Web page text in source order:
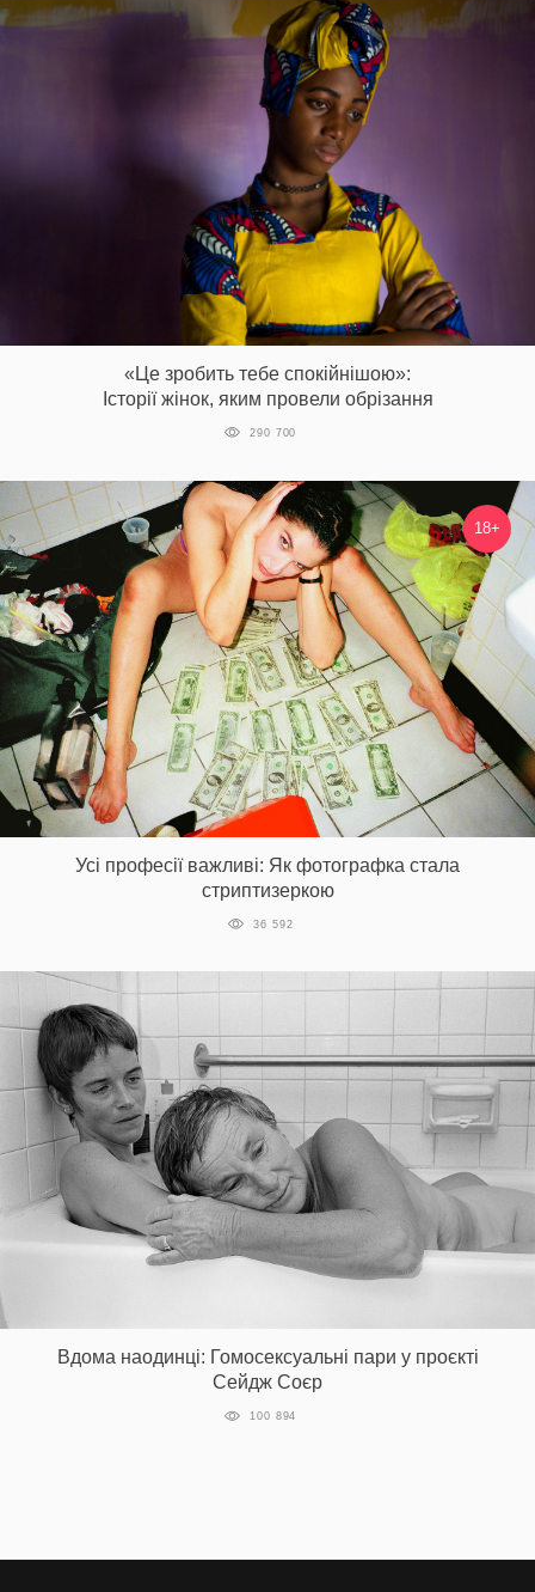
«Це зробить тебе спокійнішою»:
Історії жінок, яким провели обрізання
290 700
18+
Усі професії важливі: Як фотографка стала
стриптизеркою
36 592
Вдома наодинці: Гомосексуальні пари у проєкті
Сейдж Соєр
100 894